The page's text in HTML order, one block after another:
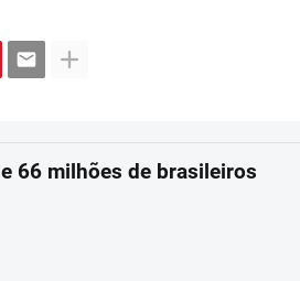
66 milhões de brasileiros